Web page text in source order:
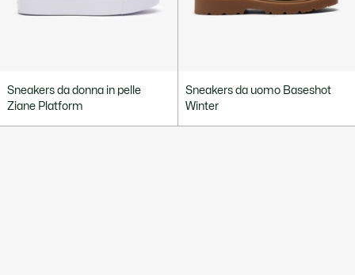
Sneakers da donna in pelle
Ziane Platform
Sneakers da uomo Baseshot
Winter